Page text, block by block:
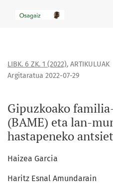
Gipuzkoako familia-mediku
LIBK. 6 ZK. 1 (2022), ARTIKULUAK
Gipuzkoako
(BAME) eta lan-
hastapeneko
Argitaratua 2022-07-29
Haizea Garcia
Haritz Esnal Amundarain